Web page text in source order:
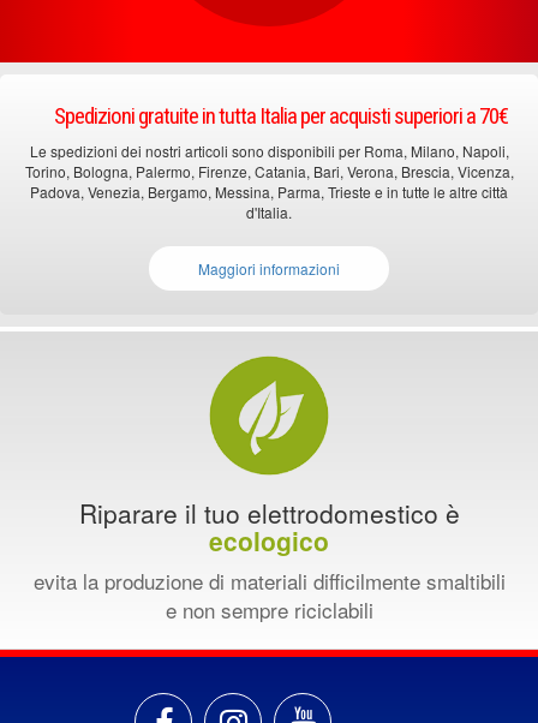
Spedizioni gratuite in tutta Italia per acquisti superiori a 70€
Le spedizioni dei nostri articoli sono disponibili per Roma, Milano, Napoli,
Torino, Bologna, Palermo, Firenze, Catania, Bari, Verona, Brescia, Vicenza,
Padova, Venezia, Bergamo, Messina, Parma, Trieste e in tutte le altre città
d'Italia.
Maggiori informazioni
Riparare il tuo elettrodomestico è
ecologico
evita la produzione di materiali difficilmente smaltibili
e non sempre riciclabili